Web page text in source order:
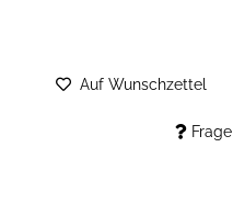
Auf Wunschzettel